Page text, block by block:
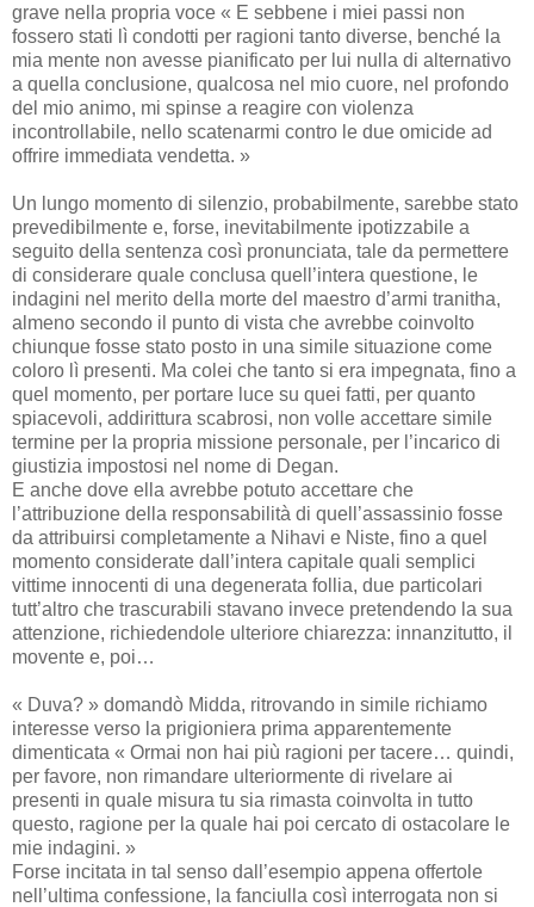
grave nella propria voce « E sebbene i miei passi non
fossero stati lì condotti per ragioni tanto diverse, benché la
mia mente non avesse pianificato per lui nulla di alternativo
a quella conclusione, qualcosa nel mio cuore, nel profondo
del mio animo, mi spinse a reagire con violenza
incontrollabile, nello scatenarmi contro le due omicide ad
offrire immediata vendetta. »
Un lungo momento di silenzio, probabilmente, sarebbe stato
prevedibilmente e, forse, inevitabilmente ipotizzabile a
seguito della sentenza così pronunciata, tale da permettere
di considerare quale conclusa quell’intera questione, le
indagini nel merito della morte del maestro d’armi tranitha,
almeno secondo il punto di vista che avrebbe coinvolto
chiunque fosse stato posto in una simile situazione come
coloro lì presenti. Ma colei che tanto si era impegnata, fino a
quel momento, per portare luce su quei fatti, per quanto
spiacevoli, addirittura scabrosi, non volle accettare simile
termine per la propria missione personale, per l’incarico di
giustizia impostosi nel nome di Degan.
E anche dove ella avrebbe potuto accettare che
l’attribuzione della responsabilità di quell’assassinio fosse
da attribuirsi completamente a Nihavi e Niste, fino a quel
momento considerate dall’intera capitale quali semplici
vittime innocenti di una degenerata follia, due particolari
tutt’altro che trascurabili stavano invece pretendendo la sua
attenzione, richiedendole ulteriore chiarezza: innanzitutto, il
movente e, poi…
« Duva? » domandò Midda, ritrovando in simile richiamo
interesse verso la prigioniera prima apparentemente
dimenticata « Ormai non hai più ragioni per tacere… quindi,
per favore, non rimandare ulteriormente di rivelare ai
presenti in quale misura tu sia rimasta coinvolta in tutto
questo, ragione per la quale hai poi cercato di ostacolare le
mie indagini. »
Forse incitata in tal senso dall’esempio appena offertole
nell’ultima confessione, la fanciulla così interrogata non si